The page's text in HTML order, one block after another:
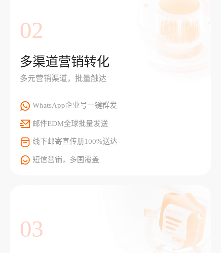
02
多渠道营销转化
多元营销渠道，批量触达
WhatsApp企业号一键群发
邮件EDM全球批量发送
线下邮寄宣传册100%送达
短信营销，多国覆盖
03